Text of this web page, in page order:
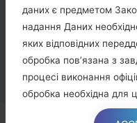
даних є предметом
надання Даних
яких відповідних
обробка пов’язана з
процесі виконання
обробка необхідна для